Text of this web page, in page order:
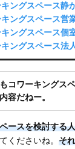
ングスペース静
ングスペース営
ングスペース個
ングスペース法
コワーキングス
容だねー。
ースを検討する
くださいね。 そ